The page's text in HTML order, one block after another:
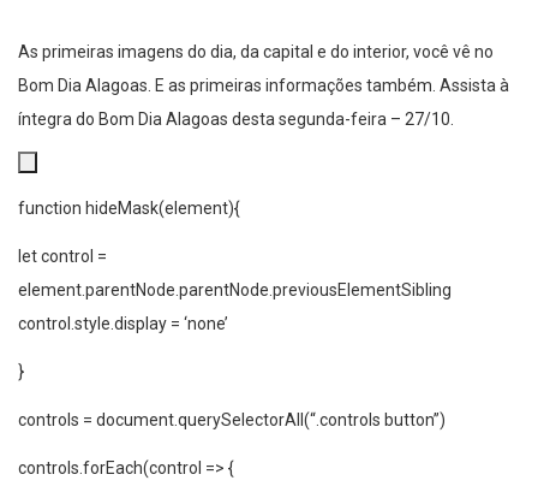
As primeiras imagens do dia, da capital e do interior, você vê no
Bom Dia Alagoas. E as primeiras informações também. Assista à
íntegra do Bom Dia Alagoas desta segunda-feira – 27/10.
function hideMask(element){
let control =
element.parentNode.parentNode.previousElementSibling
control.style.display = ‘none’
}
controls = document.querySelectorAll(“.controls button”)
controls.forEach(control => {